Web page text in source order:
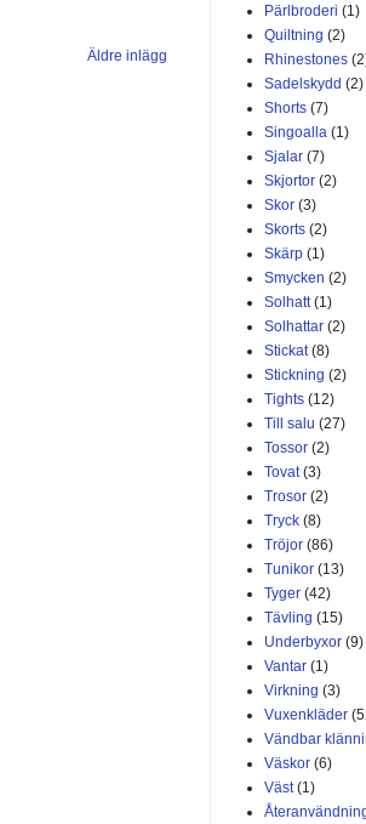
Äldre inlägg
Pärlbroderi (1)
Quiltning (2)
Rhinestones
Sadelskydd (2)
Shorts (7)
Singoalla (1)
Sjalar (7)
Skjortor (2)
Skor (3)
Skorts (2)
Skärp (1)
Smycken (2)
Solhatt (1)
Solhattar (2)
Stickat (8)
Stickning (2)
Tights (12)
Till salu (27)
Tossor (2)
Tovat (3)
Trosor (2)
Tryck (8)
Tröjor (86)
Tunikor (13)
Tyger (42)
Tävling (15)
Underbyxor (9)
Vantar (1)
Virkning (3)
Vuxenkläder
Vändbar
Väskor (6)
Väst (1)